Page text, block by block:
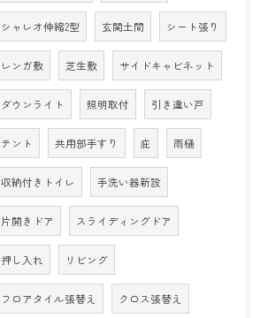
シャレオ伸縮2型 玄関土間 シート張り
レンガ敷 芝生敷 サイドキャビネット
ダウンライト 照明取付 引き違い戸
テント 共用部手すり 庇 雨樋
収納付きトイレ 手洗い器新設
片開きドア スライディングドア
押し入れ リビング
フロアタイル張替え クロス張替え